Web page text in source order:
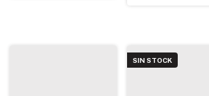
SIN STOCK